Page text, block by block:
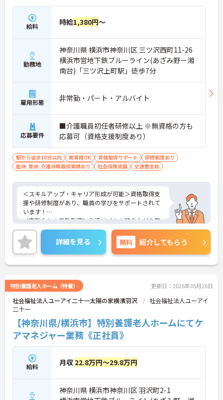
給料 時給1,380円～
勤務地
神奈川県 横浜市神奈川区 三ツ沢西町11-26
横浜市営地下鉄ブルーライン(あざみ野－湘
南台)「三ツ沢上町駅」徒歩7分
雇用形態 非常勤・パート・アルバイト
応募要件
■介護職員初任者研修以上 ※無資格の方も
応募可（資格支援制度あり）
駅から徒歩10分以内 無資格OK 資格取得サポート
研修制度あり
産休･育休･介護休暇取得実績あり
社会保険完備 交通費支給
＜スキルアップ・キャリア形成が可能＞資格取得支
援や研修制度があり、職員の学びをサポートされて
います！
＜夜勤なしの日勤勤務＞生活リズムを整えながら無
理なく働けます。
＜寄り添ったケアの実施＞利用者さまに深く寄り添
ったサービスの提供を目指し、職員の専門性を高め
るような人材育成にも注力されています。
ご興味のある方には、面接対策ポイント等、さらに
詳細を見る 無料 紹介してもらう
特別養護老人ホーム（特養） 更新日：2026年05月26日
社会福祉法人ユーアイ二十一太陽の家横濱羽沢
社会福祉法人ユーアイ
二十一
【神奈川県/横浜市】特別養護老人ホームにてケ
アマネジャー業務《正社員》
給料 月収 22.8万円～29.8万円
神奈川県 横浜市神奈川区 羽沢町2-1